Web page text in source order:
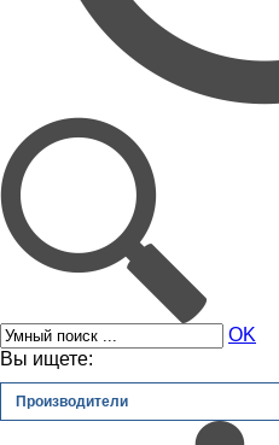
OK
Вы ищете:
Производители